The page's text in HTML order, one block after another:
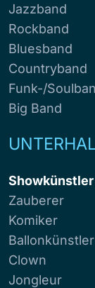
Jazzband
Rockband
Bluesband
Countryband
Funk-/
Big Band
Showkünstler
Zauberer
Komiker
Ballonkünstler
Clown
Jongleur